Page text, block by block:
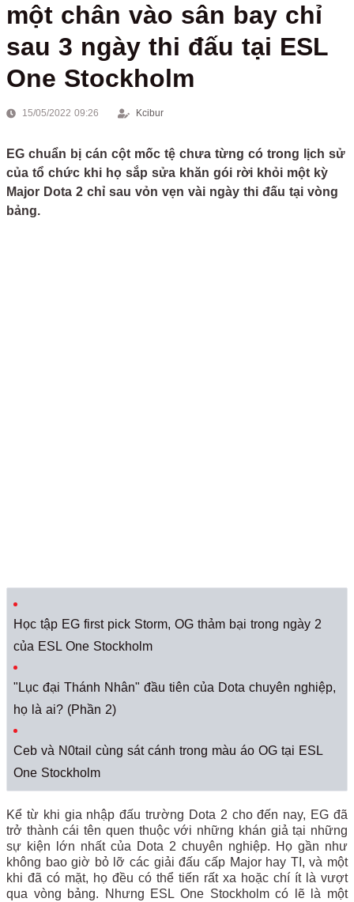
một chân vào sân bay chỉ
sau 3 ngày thi đấu tại ESL
One Stockholm
15/05/2022 09:26 Kcibur
EG chuẩn bị cán cột mốc tệ chưa từng có trong lịch sử
của tổ chức khi họ sắp sửa khăn gói rời khỏi một kỳ
Major Dota 2 chỉ sau vỏn vẹn vài ngày thi đấu tại vòng
bảng.
Học tập EG first pick Storm, OG thảm bại trong ngày 2
của ESL One Stockholm
"Lục đại Thánh Nhân" đầu tiên của Dota chuyên nghiệp,
họ là ai? (Phần 2)
Ceb và N0tail cùng sát cánh trong màu áo OG tại ESL
One Stockholm
Kể từ khi gia nhập đấu trường Dota 2 cho đến nay, EG đã
trở thành cái tên quen thuộc với những khán giả tại những
sự kiện lớn nhất của Dota 2 chuyên nghiệp. Họ gần như
không bao giờ bỏ lỡ các giải đấu cấp Major hay TI, và một
khi đã có mặt, họ đều có thể tiến rất xa hoặc chí ít là vượt
qua vòng bảng. Nhưng ESL One Stockholm có lẽ là một